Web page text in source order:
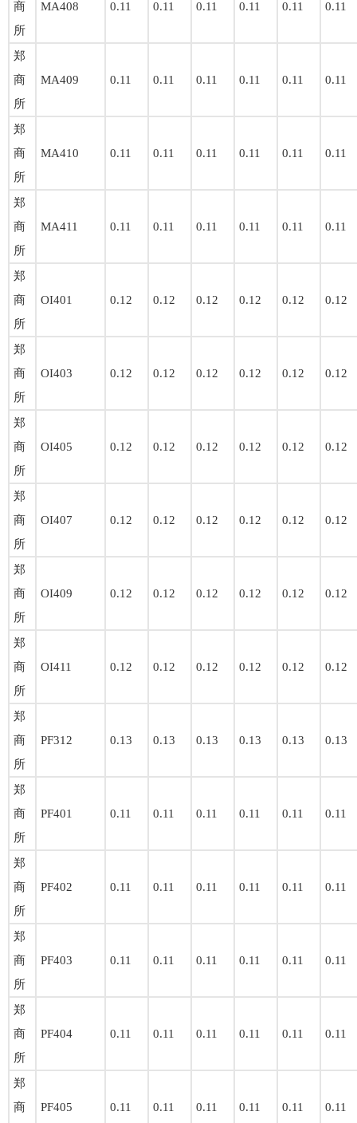
商
所
MA408 0.11 0.11 0.11 0.11 0.11 0.11
郑
商
所
MA409 0.11 0.11 0.11 0.11 0.11 0.11
郑
商
所
MA410 0.11 0.11 0.11 0.11 0.11 0.11
郑
商
所
MA411 0.11 0.11 0.11 0.11 0.11 0.11
郑
商
所
OI401 0.12 0.12 0.12 0.12 0.12 0.12
郑
商
所
OI403 0.12 0.12 0.12 0.12 0.12 0.12
郑
商
所
OI405 0.12 0.12 0.12 0.12 0.12 0.12
郑
商
所
OI407 0.12 0.12 0.12 0.12 0.12 0.12
郑
商
所
OI409 0.12 0.12 0.12 0.12 0.12 0.12
郑
商
所
OI411 0.12 0.12 0.12 0.12 0.12 0.12
郑
商
所
PF312 0.13 0.13 0.13 0.13 0.13 0.13
郑
商
所
PF401 0.11 0.11 0.11 0.11 0.11 0.11
郑
商
所
PF402 0.11 0.11 0.11 0.11 0.11 0.11
郑
商
所
PF403 0.11 0.11 0.11 0.11 0.11 0.11
郑
商
所
PF404 0.11 0.11 0.11 0.11 0.11 0.11
郑
商
PF405 0.11 0.11 0.11 0.11 0.11 0.11